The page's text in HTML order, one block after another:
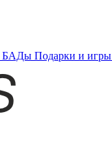
БАДы Подарки и игры